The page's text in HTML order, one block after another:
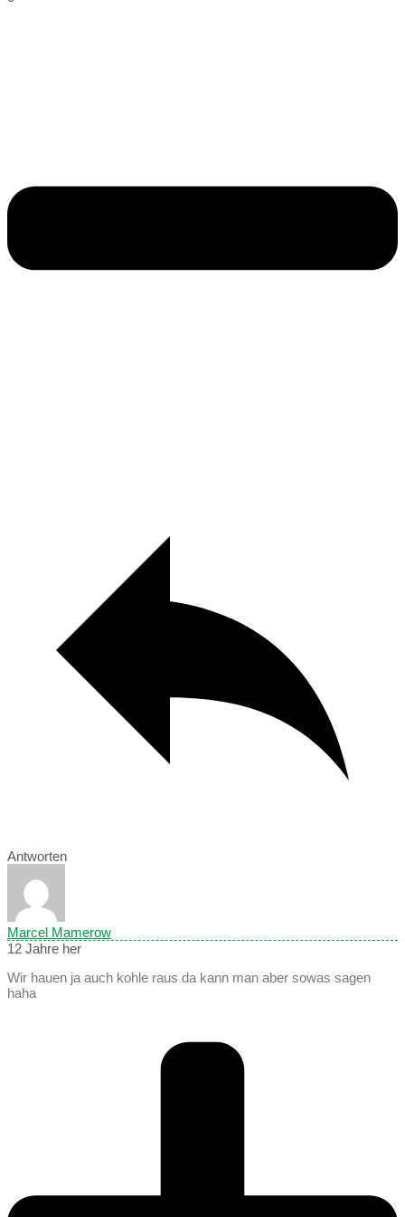
Antworten
Marcel Mamerow
12 Jahre her
Wir hauen ja auch kohle raus da kann man aber sowas sagen
haha